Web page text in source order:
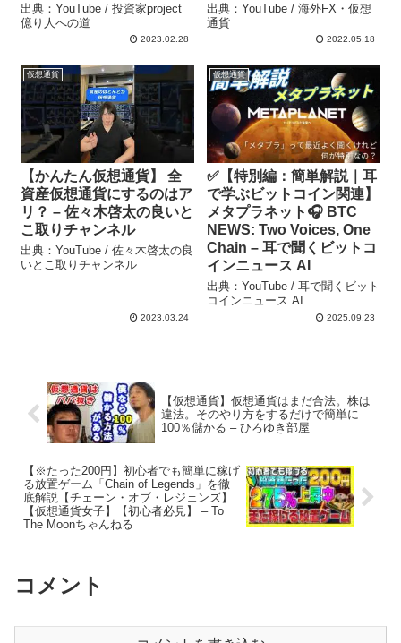
出典：YouTube / 投資家project
億り人への道
2023.02.28
出典：YouTube / 海外FX・仮想
通貨
2022.05.18
仮想通貨
【かんたん仮想通貨】 全
資産仮想通貨にするのはア
リ？ – 佐々木啓太の良いと
こ取りチャンネル
出典：YouTube / 佐々木啓太の良
いとこ取りチャンネル
2023.03.24
仮想通貨
✅【特別編：簡単解説｜耳
で学ぶビットコイン関連】
メタプラネット🎧 BTC
NEWS: Two Voices, One
Chain – 耳で聞くビットコ
インニュース AI
出典：YouTube / 耳で聞くビット
コインニュース AI
2025.09.23
【仮想通貨】仮想通貨はまだ合法。株は
違法。そのやり方をするだけで簡単に
100％儲かる – ひろゆき部屋
【※たった200円】初心者でも簡単に稼げ
る放置ゲーム「Chain of Legends」を徹
底解説【チェーン・オブ・レジェンズ】
【仮想通貨女子】【初心者必見】 – To
The Moonちゃんねる
コメント